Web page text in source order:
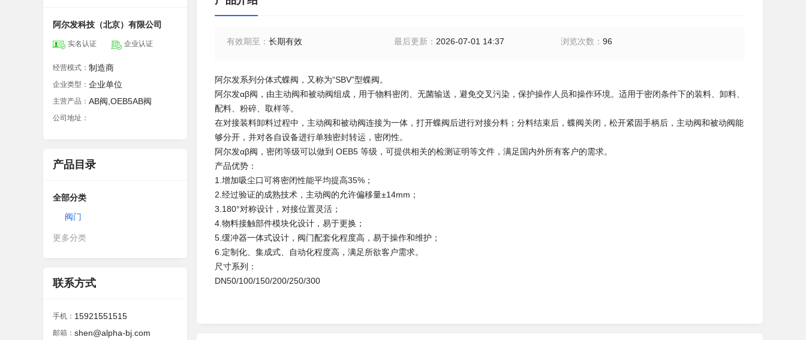
阿尔发科技（北京）有限公司
实名认证 企业认证
经营模式： 制造商
企业类型： 企业单位
主营产品： AB阀,OEB5AB阀
公司地址：
产品目录
全部分类
阀门
更多分类
联系方式
手机： 15921551515
邮箱： shen@alpha-bj.com
有效期至 ： 长期有效 最后更新： 2026-07-01 14:37 浏览次数 ：96
阿尔发系列分体式蝶阀，又称为“SBV”型蝶阀。
阿尔发αβ阀，由主动阀和被动阀组成，用于物料密闭、无菌输送，避免交叉污染，保护操作人员和操作环境。适用于密闭条件下的装料、卸料、
配料、粉碎、取样等。
在对接装料卸料过程中，主动阀和被动阀连接为一体，打开蝶阀后进行对接分料；分料结束后，蝶阀关闭，松开紧固手柄后，主动阀和被动阀能
够分开，并对各自设备进行单独密封转运，密闭性。
阿尔发αβ阀，密闭等级可以做到 OEB5 等级，可提供相关的检测证明等文件，满足国内外所有客户的需求。
产品优势：
1.增加吸尘口可将密闭性能平均提高35%；
2.经过验证的成熟技术，主动阀的允许偏移量±14mm；
3.180°对称设计，对接位置灵活；
4.物料接触部件模块化设计，易于更换；
5.缓冲器一体式设计，阀门配套化程度高，易于操作和维护；
6.定制化、集成式、自动化程度高，满足所欲客户需求。
尺寸系列：
DN50/100/150/200/250/300